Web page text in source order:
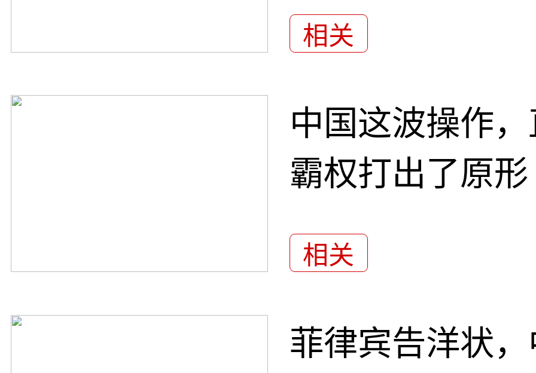
相关
中国这波操作
霸权打出了原形
相关
菲律宾告洋状